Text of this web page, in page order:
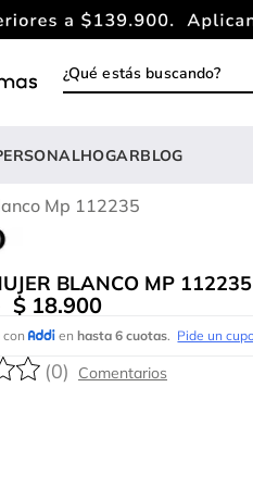
¿Qué estás buscando?
HOGARBLOG
Mp 112235
BLANCO MP 112235
$ 18.900
(0)